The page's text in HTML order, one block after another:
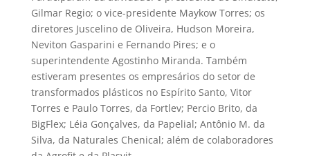
Gilmar Regio; o vice-presidente Maykow Torres; os
diretores Juscelino de Oliveira, Hudson Moreira,
Neviton Gasparini e Fernando Pires; e o
superintendente Agostinho Miranda. Também
estiveram presentes os empresários do setor de
transformados plásticos no Espírito Santo, Vitor
Torres e Paulo Torres, da Fortlev; Percio Brito, da
BigFlex; Léia Gonçalves, da Papelial; Antônio M. da
Silva, da Naturales Chenical; além de colaboradores